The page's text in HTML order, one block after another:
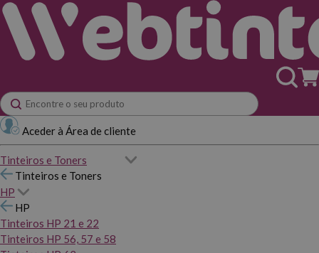
Aceder à Área de cliente
Tinteiros e Toners
Tinteiros e Toners
HP
HP
Tinteiros HP 21 e 22
Tinteiros HP 56, 57 e 58